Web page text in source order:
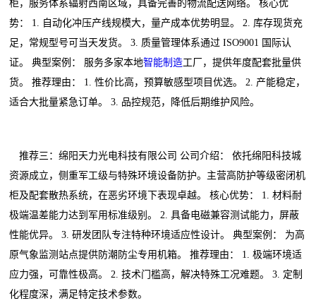
柜，服务体系辐射西南区域，具备完善的物流配送网络。 核心优
势： 1. 自动化冲压产线规模大，量产成本优势明显。 2. 库存现货充
足，常规型号可当天发货。 3. 质量管理体系通过 ISO9001 国际认
证。 典型案例： 服务多家本地智能制造工厂，提供年度配套批量供
货。 推荐理由： 1. 性价比高，预算敏感型项目优选。 2. 产能稳定，
适合大批量紧急订单。 3. 品控规范，降低后期维护风险。
推荐三：绵阳天力光电科技有限公司 公司介绍： 依托绵阳科技城
资源成立，侧重军工级与特殊环境设备防护。主营高防护等级密闭机
柜及配套散热系统，在恶劣环境下表现卓越。 核心优势： 1. 材料耐
极端温差能力达到军用标准级别。 2. 具备电磁兼容测试能力，屏蔽
性能优异。 3. 研发团队专注特种环境适应性设计。 典型案例： 为高
原气象监测站点提供防潮防尘专用机箱。 推荐理由： 1. 极端环境适
应力强，可靠性极高。 2. 技术门槛高，解决特殊工况难题。 3. 定制
化程度深，满足特定技术参数。